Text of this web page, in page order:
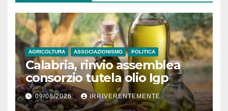
AGRICOLTURA ASSOCIAZIONISMO POLITICA
Calabria, rinvio assemblea
consorzio tutela olio Igp
09/08/2026 IRRIVERENTEMENTE